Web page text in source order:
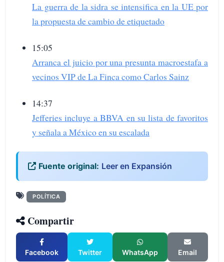
La guerra de la sidra se intensifica en la UE por
la propuesta de cambio de etiquetado
15:05
Arranca el juicio por una presunta macroestafa a
vecinos VIP de La Finca como Carlos Sainz
14:37
Jefferies incluye a BBVA en su lista de favoritos
y señala a México en su escalada
Fuente original: Leer en Expansión
POLÍTICA
Compartir
Facebook Twitter WhatsApp Email